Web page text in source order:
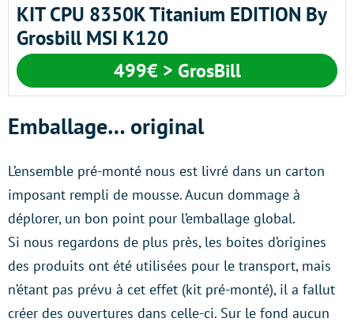
KIT CPU 8350K Titanium EDITION By
Grosbill MSI K120
499€ > GrosBill
Emballage… original
L’ensemble pré-monté nous est livré dans un carton
imposant rempli de mousse. Aucun dommage à
déplorer, un bon point pour l’emballage global.
Si nous regardons de plus près, les boites d’origines
des produits ont été utilisées pour le transport, mais
n’étant pas prévu à cet effet (kit pré-monté), il a fallut
créer des ouvertures dans celle-ci. Sur le fond aucun